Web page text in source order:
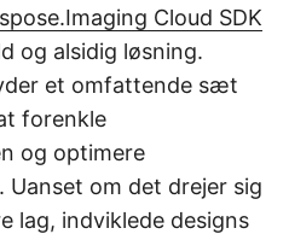
Cloud SDK
og alsidig løsning.
et omfattende sæt
forenkle
og optimere
om det drejer sig
lag, indviklede designs